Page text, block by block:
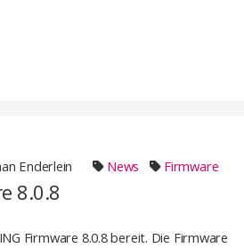
Enderlein News Firmware
8.0.8
Firmware 8.0.8 bereit. Die Firmware